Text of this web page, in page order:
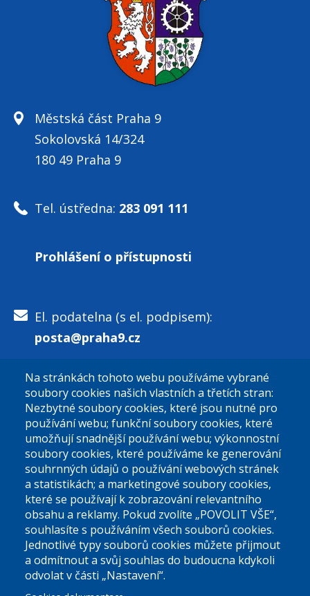
Městská část Praha 9
Sokolovská 14/324
180 49 Praha 9
Tel. ústředna: 283 091 111
Prohlášení o přístupnosti
El. podatelna (s el. podpisem):
posta@praha9.cz
El. podatelna (bez el. podpisu):
podatelna@praha9.cz
Úřední dny:
Po a St: 08.00-12.00; 13.00-18.00
Úřední hodiny
Na stránkách tohoto webu používáme vybrané
soubory cookies našich vlastních a třetích stran:
Nezbytné soubory cookies, které jsou nutné pro
používání webu; funkční soubory cookies, které
umožňují snadnější používání webu; výkonnostní
soubory cookies, které používáme ke generování
souhrnných údajů o používání webových stránek
a statistikách; a marketingové soubory cookies,
které se používají k zobrazování relevantního
obsahu a reklamy. Pokud zvolíte „POVOLIT VŠE“,
souhlasíte s používáním všech souborů cookies.
Jednotlivé typy souborů cookies můžete přijmout
a odmítnout a svůj souhlas do budoucna kdykoli
odvolat v části „Nastavení“.